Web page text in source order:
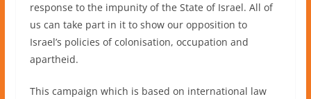
response to the impunity of the State of Israel. All of
us can take part in it to show our opposition to
Israel’s policies of colonisation, occupation and
apartheid.
This campaign which is based on international law